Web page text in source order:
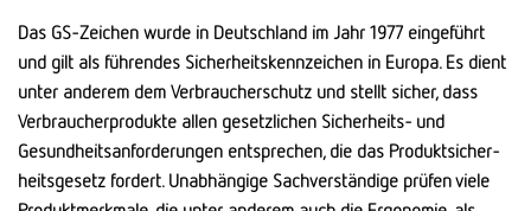
Das GS-Zeichen wurde in Deutschland im Jahr 1977 einge­führt
und gilt als führendes Sicher­heits­kennzeichen in Europa. Es dient
unter anderem dem Verbrauche­rschutz und stellt sicher, dass
Verbraucher­produkte allen gesetzlichen Sicher­heits- und
Gesund­heits­anforderungen ent­sprechen, die das Produkt­sicher­
heits­gesetz fordert. Unabhängige Sach­ver­ständige prüfen viele